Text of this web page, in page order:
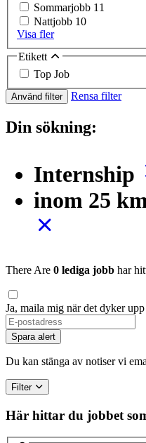
Sommarjobb 11
Nattjobb 10
Visa fler
Etikett
Top Job
Använd filter Rensa filter
Din sökning:
Internship
inom 25
There Are 0 lediga jobb har
Ja, maila mig när det dyker
Spara alert
Du kan stänga av notiser vi
Filter
Här hittar du jobbet